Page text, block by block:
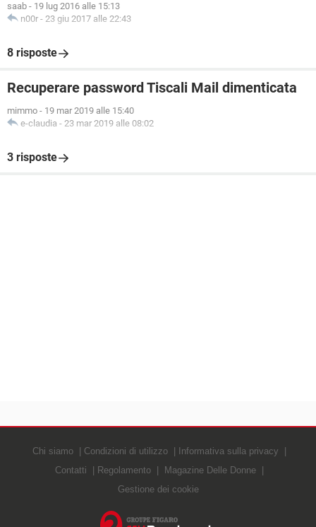
saab - 19 lug 2016 alle 15:13
n00r - 23 giu 2017 alle 22:43
8 risposte
Recuperare password Tiscali Mail dimenticata
mimmo - 19 mar 2019 alle 15:40
e-claudia - 23 mar 2019 alle 08:02
3 risposte
Chi siamo Condizioni di utilizzo
Informativa sulla privacy
Contatti
Regolamento
Magazine Delle Donne
Gestione dei cookie